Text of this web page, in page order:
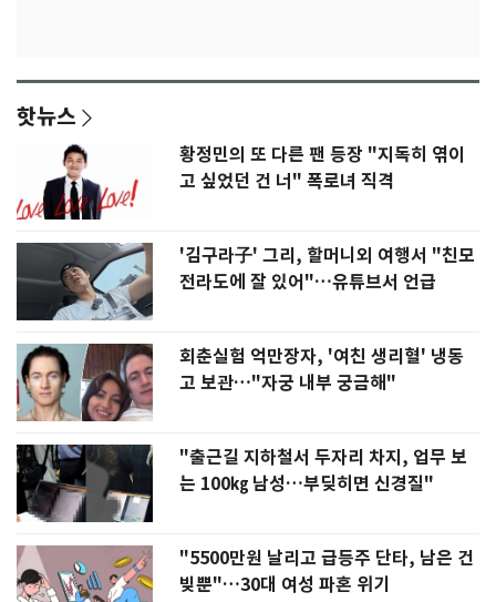
핫뉴스
황정민의 또 다른 팬 등장 "지독히 엮이
고 싶었던 건 너" 폭로녀 직격
'김구라子' 그리, 할머니외 여행서 "친모
전라도에 잘 있어"…유튜브서 언급
회춘실험 억만장자, '여친 생리혈' 냉동
고 보관…"자궁 내부 궁금해"
"출근길 지하철서 두자리 차지, 업무 보
는 100㎏ 남성…부딪히면 신경질"
"5500만원 날리고 급등주 단타, 남은 건
빚뿐"…30대 여성 파혼 위기